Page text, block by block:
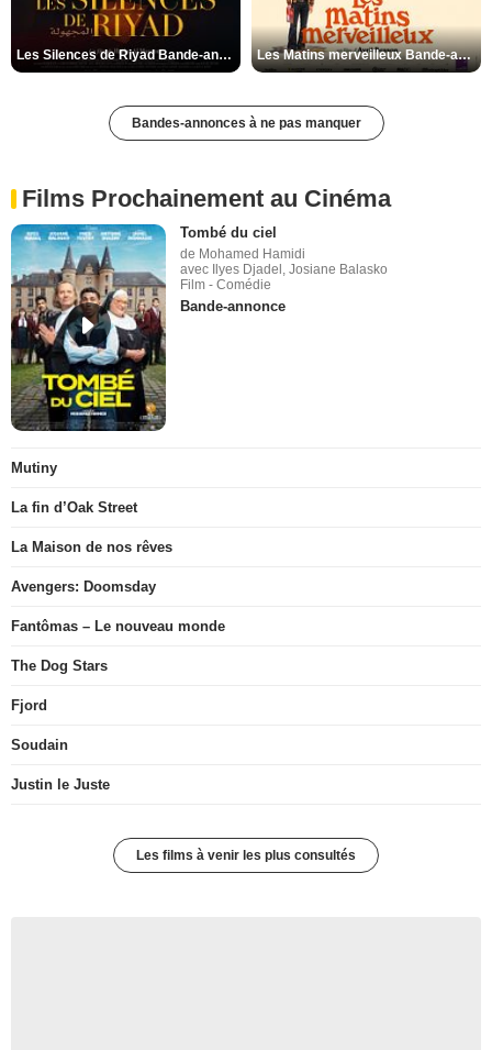
Les Silences de Riyad Bande-annonce VO STFR Les Matins merveilleux Bande-annonce VF
Bandes-annonces à ne pas manquer
Films Prochainement au Cinéma
Tombé du ciel
de Mohamed Hamidi
avec Ilyes Djadel, Josiane Balasko
Film - Comédie
Bande-annonce
Mutiny
La fin d’Oak Street
La Maison de nos rêves
Avengers: Doomsday
Fantômas – Le nouveau monde
The Dog Stars
Fjord
Soudain
Justin le Juste
Les films à venir les plus consultés